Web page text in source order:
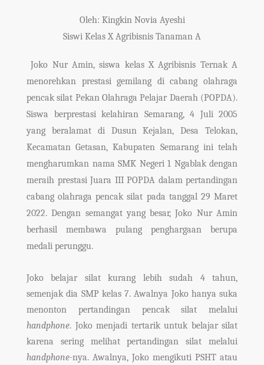
Oleh: Kingkin Novia Ayeshi
Siswi Kelas X Agribisnis Tanaman A
Joko Nur Amin, siswa kelas X Agribisnis Ternak A
menorehkan prestasi gemilang di cabang olahraga
pencak silat Pekan Olahraga Pelajar Daerah (POPDA).
Siswa berprestasi kelahiran Semarang, 4 Juli 2005
yang beralamat di Dusun Kejalan, Desa Telokan,
Kecamatan Getasan, Kabupaten Semarang ini telah
mengharumkan nama SMK Negeri 1 Ngablak dengan
meraih prestasi Juara III POPDA dalam pertandingan
cabang olahraga pencak silat pada tanggal 29 Maret
2022. Dengan semangat yang besar, Joko Nur Amin
berhasil membawa pulang penghargaan berupa
medali perunggu.
Joko belajar silat kurang lebih sudah 4 tahun,
semenjak dia SMP kelas 7. Awalnya Joko hanya suka
menonton pertandingan pencak silat melalui
handphone. Joko menjadi tertarik untuk belajar silat
karena sering melihat pertandingan silat melalui
handphone-nya. Awalnya, Joko mengikuti PSHT atau